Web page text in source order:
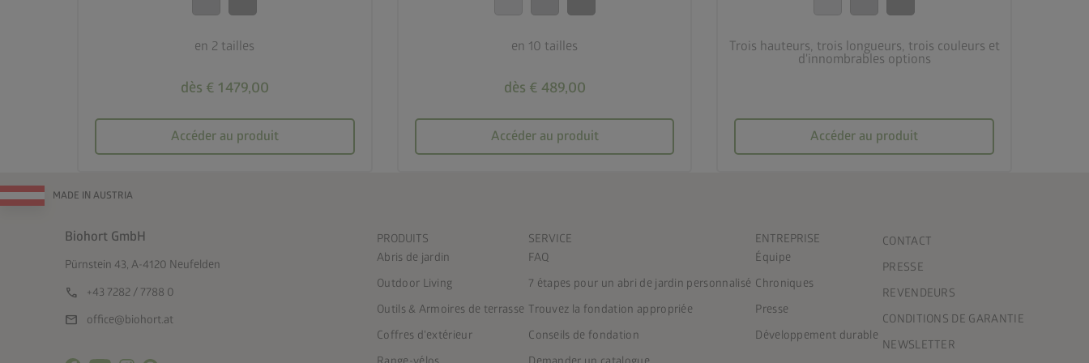
en 2 tailles
dès € 1 479,00
Accéder au produit
en 10 tailles
dès € 489,00
Accéder au produit
Trois hauteurs, trois longueurs, trois couleurs et
d'innombrables options
Accéder au produit
MADE IN AUSTRIA
Biohort GmbH
Pürnstein 43, A-4120 Neufelden
call +43 7282 / 7788 0
mail office@biohort.at
PRODUITS
Abris de jardin
Outdoor Living
Outils & Armoires de terrasse
Coffres d'extérieur
SERVICE
FAQ
7 étapes pour un abri de jardin personnalisé
Trouvez la fondation appropriée
Conseils de fondation
ENTREPRISE
Équipe
Chroniques
Presse
Développement durable
CONTACT
PRESSE
REVENDEURS
CONDITIONS DE GARANTIE
NEWSLETTER